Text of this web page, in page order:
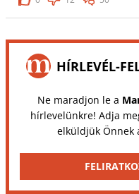
HÍRLEVÉL-
Ne maradjon le a
hírlevelünkre! Adja
elküldjük Önnek